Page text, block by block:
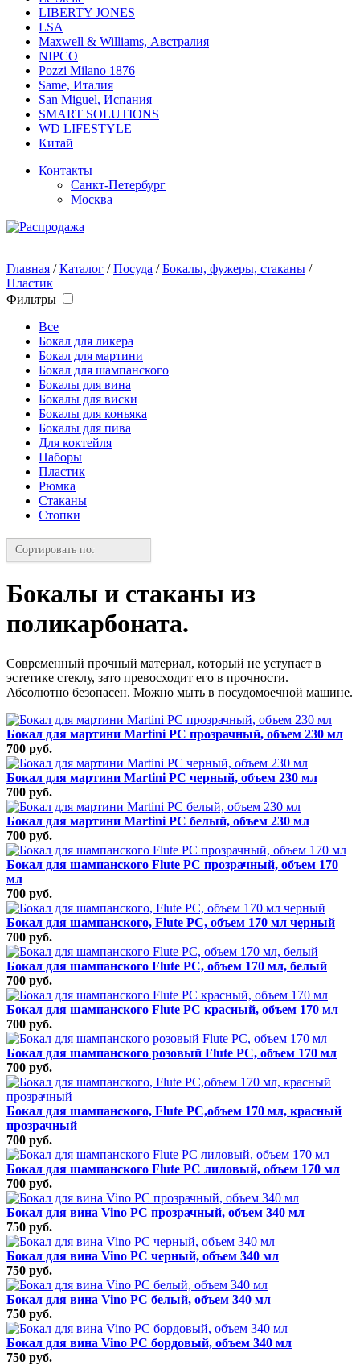
LIBERTY JONES
LSA
Maxwell & Williams, Австралия
NIPCO
Pozzi Milano 1876
Same, Италия
San Miguel, Испания
SMART SOLUTIONS
WD LIFESTYLE
Китай
Контакты
Санкт-Петербург
Москва
Главная /Каталог /Посуда /Бокалы, фужеры, стаканы /
Пластик
Фильтры
Все
Бокал для ликера
Бокал для мартини
Бокал для шампанского
Бокалы для вина
Бокалы для виски
Бокалы для коньяка
Бокалы для пива
Для коктейля
Наборы
Пластик
Рюмка
Стаканы
Стопки
Сортировать по:
Бокалы и стаканы из
поликарбоната.
Современный прочный материал, который не уступает в
эстетике стеклу, зато превосходит его в прочности.
Абсолютно безопасен. Можно мыть в посудомоечной машине.
Бокал для мартини Martini PC прозрачный, объем 230 мл
700 руб.
Бокал для мартини Martini PC черный, объем 230 мл
700 руб.
Бокал для мартини Martini PC белый, объем 230 мл
700 руб.
Бокал для шампанского Flute РС прозрачный, объем 170
мл
700 руб.
Бокал для шампанского, Flute РС, объем 170 мл черный
700 руб.
Бокал для шампанского Flute РС, объем 170 мл, белый
700 руб.
Бокал для шампанского Flute РС красный, объем 170 мл
700 руб.
Бокал для шампанского розовый Flute РС, объем 170 мл
700 руб.
Бокал для шампанского, Flute РС,объем 170 мл, красный
прозрачный
700 руб.
Бокал для шампанского Flute РС лиловый, объем 170 мл
700 руб.
Бокал для вина Vino РС прозрачный, объем 340 мл
750 руб.
Бокал для вина Vino РС черный, объем 340 мл
750 руб.
Бокал для вина Vino РС белый, объем 340 мл
750 руб.
Бокал для вина Vino РС бордовый, объем 340 мл
750 руб.